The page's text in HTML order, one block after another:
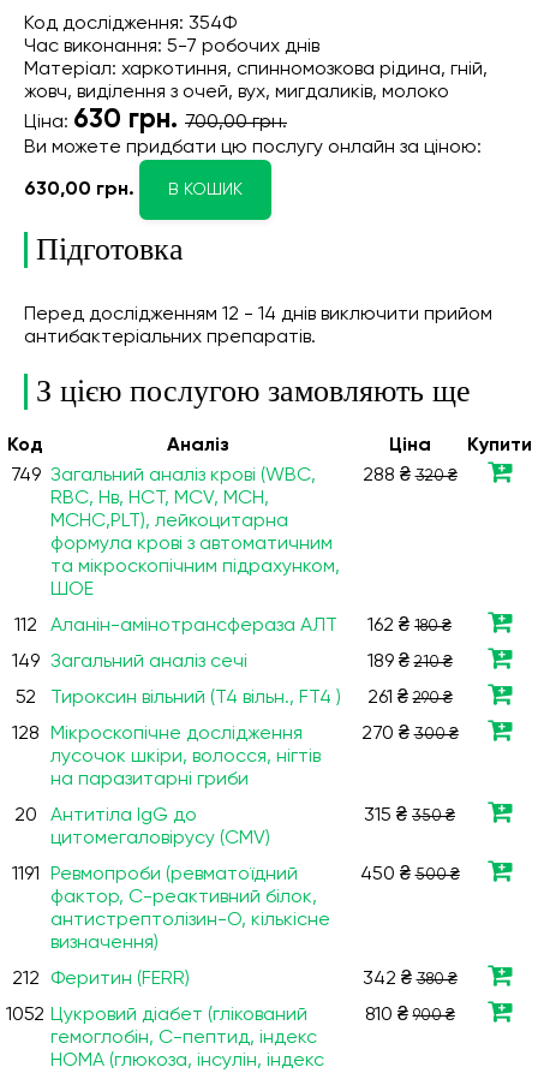
Код дослідження: 354Ф
Час виконання: 5-7 робочих днів
Матеріал: харкотиння, спинномозкова рідина, гній,
жовч, виділення з очей, вух, мигдаликів, молоко
Ціна: 630 грн. 700,00 грн.
Ви можете придбати цю послугу онлайн за ціною:
630,00 грн. В КОШИК
Підготовка
Перед дослідженням 12 - 14 днів виключити прийом
антибактеріальних препаратів.
З цією послугою замовляють ще
Код Аналiз Ціна
Купити
749 Загальний аналіз крові (WBC,
RBC, Нв, HCT, MCV, МСН,
МСНС,PLT), лейкоцитарна
формула крові з автоматичним
та мікроскопічним підрахунком,
ШОЕ
288 ₴320 ₴
112 Аланін-амінотрансфераза АЛТ 162 ₴ 180 ₴
149 Загальний аналіз сечі 189 ₴210 ₴
52 Тироксин вільний (Т4 вільн., FT4 ) 261 ₴290 ₴
128
Мікроскопічне дослідження
лусочок шкіри, волосся, нігтів
на паразитарні гриби
270 ₴300 ₴
20
Антитіла IgG до
цитомегаловірусу (CMV)
315 ₴ 350 ₴
1191
Ревмопроби (ревматоїдний
фактор, С-реактивний білок,
антистрептолізин-О, кількісне
визначення)
450 ₴500 ₴
212 Феритин (FERR) 342 ₴380 ₴
1052 Цукровий діабет (глікований
гемоглобін, С-пептид, індекс
НОМА (глюкоза, інсулін, індекс
810 ₴900 ₴